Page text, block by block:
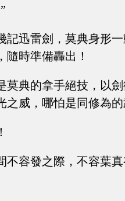
記迅雷劍，莫典身形
隨時準備轟出！
莫典的拿手絕技，以
之威，哪怕是同修為
不容發之際，不容葉